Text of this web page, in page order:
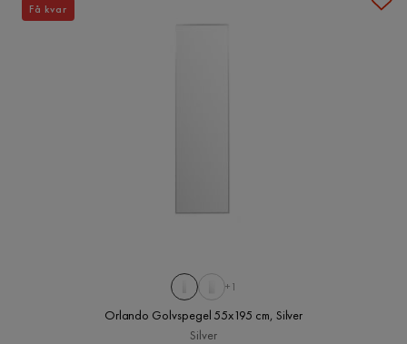
+1
Orlando Golvspegel 55x195 cm, Silver
Silver
Få kvar